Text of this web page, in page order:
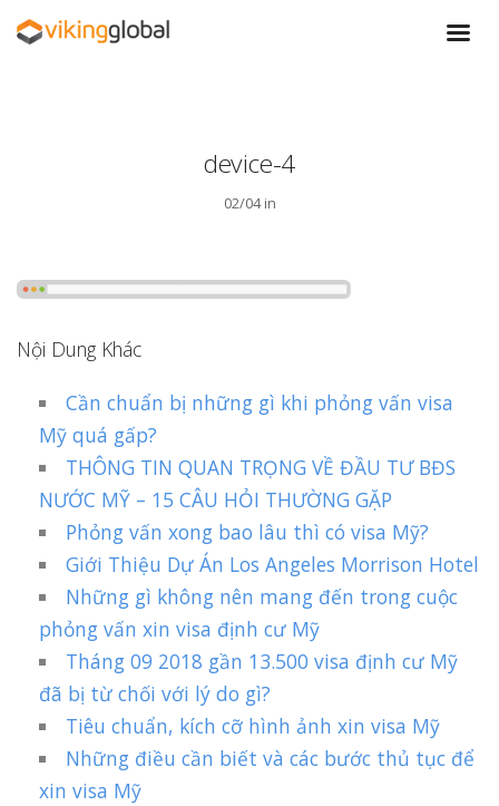
device-4
02/04 in
Nội Dung Khác
Cần chuẩn bị những gì khi phỏng vấn visa
Mỹ quá gấp?
THÔNG TIN QUAN TRỌNG VỀ ĐẦU TƯ BĐS
NƯỚC MỸ – 15 CÂU HỎI THƯỜNG GẶP
Phỏng vấn xong bao lâu thì có visa Mỹ?
Giới Thiệu Dự Án Los Angeles Morrison Hotel
Những gì không nên mang đến trong cuộc
phỏng vấn xin visa định cư Mỹ
Tháng 09 2018 gần 13.500 visa định cư Mỹ
đã bị từ chối với lý do gì?
Tiêu chuẩn, kích cỡ hình ảnh xin visa Mỹ
Những điều cần biết và các bước thủ tục để
xin visa Mỹ